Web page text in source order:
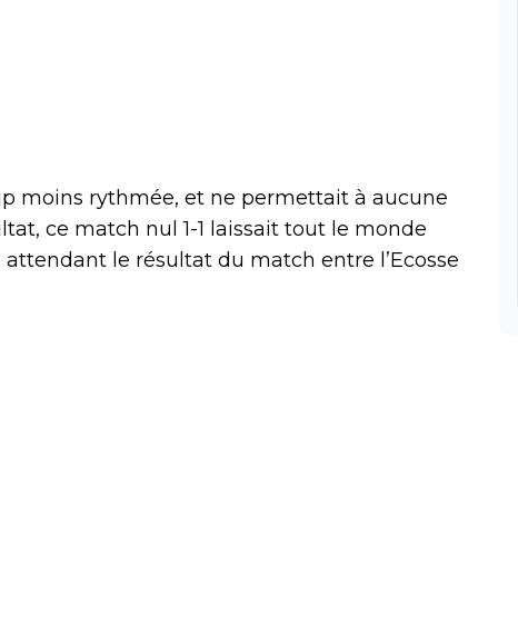
moins rythmée, et ne permettait à aucune
ce match nul 1-1 laissait tout le monde
le résultat du match entre l’Ecosse